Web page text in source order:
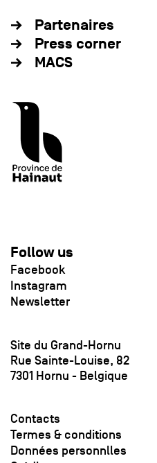
Partenaires
Press corner
MACS
Follow us
Facebook
Instagram
Newsletter
Site du Grand-Hornu
Rue Sainte-Louise, 82
7301 Hornu - Belgique
Contacts
Termes & conditions
Données personnlles